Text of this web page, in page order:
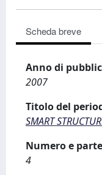
Scheda breve
Anno di
2007
Titolo del
SMART
Numero e
4